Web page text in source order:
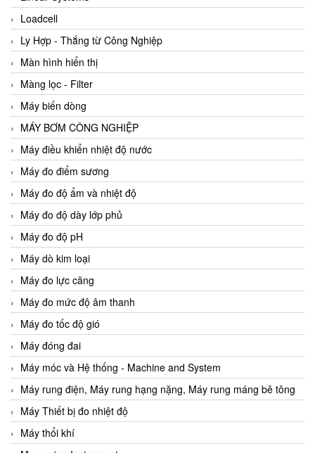
Loadcell
Ly Hợp - Thắng từ Công Nghiệp
Màn hình hiển thị
Màng lọc - Filter
Máy biến dòng
MÁY BƠM CÔNG NGHIỆP
Máy điều khiển nhiệt độ nước
Máy đo điểm sương
Máy đo độ ẩm và nhiệt độ
Máy đo độ dày lớp phủ
Máy đo độ pH
Máy dò kim loại
Máy đo lực căng
Máy đo mức độ âm thanh
Máy đo tốc độ gió
Máy đóng đai
Máy móc và Hệ thống - Machine and System
Máy rung điện, Máy rung hạng nặng, Máy rung máng bê tông
Máy Thiết bị đo nhiệt độ
Máy thổi khí